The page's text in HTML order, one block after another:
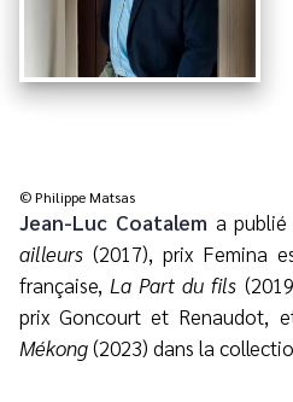
Jean-Luc Coatalem a publié
ailleurs (2017), prix Femina
française, La Part du fils
prix Goncourt et Renaudot,
Mékong(2023) dans la
© Philippe Matsas